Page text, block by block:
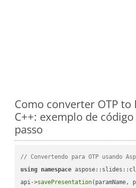
Como converter OTP to
C++: exemplo de código
passo
// Convertendo para OTP usando
using namespace
api->savePresentation